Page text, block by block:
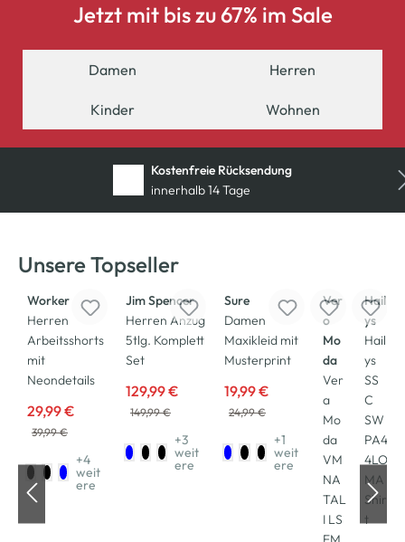
Jetzt mit bis zu 67% im Sale
Damen Herren
Kinder Wohnen
Kostenlose Filiallieferung
in Ihre Wunschfiliale
Unsere Topseller
-25%
Worker
Herren
Arbeitsshorts
mit
Neondetails
29,99 €
39,99 €
+4
weit
ere
-13 %
Jim Spencer
Herren Anzug
5tlg. Komplett
Set
129,99 €
149,99 €
+3
weit
ere
Sure
Damen
Maxikleid mit
Musterprint
19,99 €
24,99 €
+1
weit
ere
Ver
o
Mo
da
Ver
a
Mo
da
VM
NA
TAL
I LS
Hail
ys
Hail
ys
SS
C
SW
PA4
4LO
MA
Shir
t